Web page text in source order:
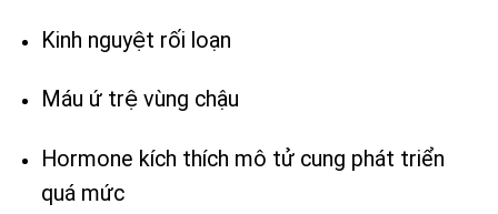
Kinh nguyệt rối loạn
Máu ứ trệ vùng chậu
Hormone kích thích mô tử cung phát triển
quá mức